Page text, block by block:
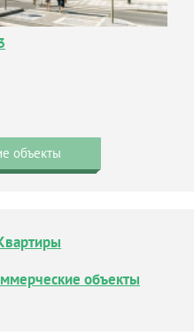
объекты
объекты